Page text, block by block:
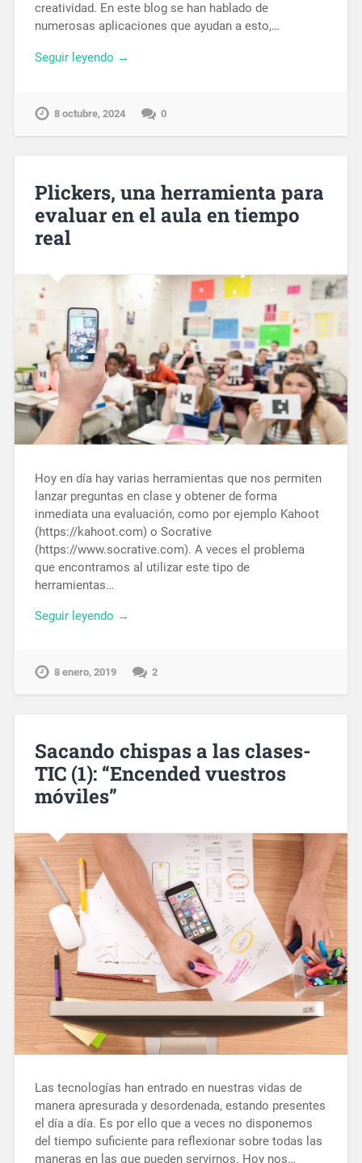
creatividad. En este blog se han hablado de
numerosas aplicaciones que ayudan a esto,…
Seguir leyendo →
8 octubre, 2024 0
Plickers, una herramienta para
evaluar en el aula en tiempo
real
Hoy en día hay varias herramientas que nos permiten
lanzar preguntas en clase y obtener de forma
inmediata una evaluación, como por ejemplo Kahoot
(https://kahoot.com) o Socrative
(https://www.socrative.com). A veces el problema
que encontramos al utilizar este tipo de
herramientas…
Seguir leyendo →
8 enero, 2019 2
Sacando chispas a las clases-
TIC (1): “Encended vuestros
móviles”
Las tecnologías han entrado en nuestras vidas de
manera apresurada y desordenada, estando presentes
el día a día. Es por ello que a veces no disponemos
del tiempo suficiente para reflexionar sobre todas las
maneras en las que pueden servirnos. Hoy nos…